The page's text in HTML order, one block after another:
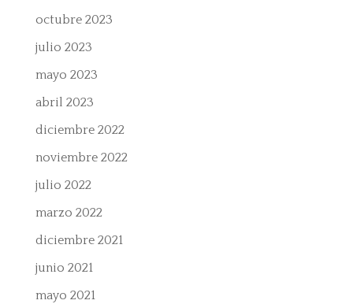
octubre 2023
julio 2023
mayo 2023
abril 2023
diciembre 2022
noviembre 2022
julio 2022
marzo 2022
diciembre 2021
junio 2021
mayo 2021